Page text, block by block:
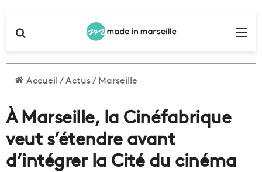
Accueil/Actus/Marseille
À Marseille, la Cinéfabrique
veut s’étendre avant
d’intégrer la Cité du cinéma